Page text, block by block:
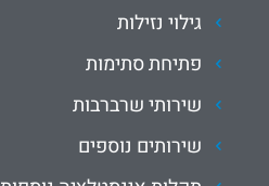
גילוי נזילות
פתיחת סתימות
שירותי שרברבות
שירותים נוספים